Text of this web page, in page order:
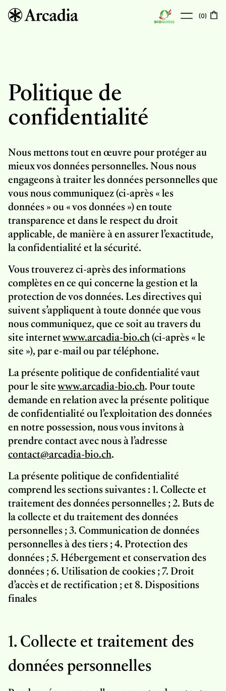
Points de vente
Actualités
(0)
Politique de
confidentialité
Nous mettons tout en œuvre pour protéger au
mieux vos données personnelles. Nous nous
engageons à traiter les données personnelles que
vous nous communiquez (ci-après « les
données » ou « vos données ») en toute
transparence et dans le respect du droit
applicable, de manière à en assurer l’exactitude,
la confidentialité et la sécurité.
Vous trouverez ci-après des informations
complètes en ce qui concerne la gestion et la
protection de vos données. Les directives qui
suivent s’appliquent à toute donnée que vous
nous communiquez, que ce soit au travers du
site internetwww.arcadia-bio.ch(ci-après « le
site »), par e-mail ou par téléphone.
La présente politique de confidentialité vaut
pour le sitewww.arcadia-bio.ch. Pour toute
demande en relation avec la présente politique
de confidentialité ou l’exploitation des données
en notre possession, nous vous invitons à
prendre contact avec nous à l’adresse
contact@arcadia-bio.ch.
La présente politique de confidentialité
comprend les sections suivantes : 1. Collecte et
traitement des données personnelles ; 2. Buts de
la collecte et du traitement des données
personnelles ; 3. Communication de données
personnelles à des tiers ; 4. Protection des
données ; 5. Hébergement et conservation des
données ; 6. Utilisation de cookies ; 7. Droit
d’accès et de rectification ; et 8. Dispositions
finales
1. Collecte et traitement des
données personnelles